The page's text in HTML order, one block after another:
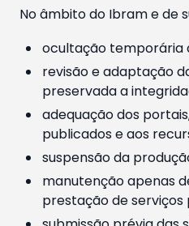
No âmbito do Ibram e de
ocultação temporária
revisão e adaptação
preservada a
adequação dos
publicados e aos
suspensão da
manutenção apenas
prestação de